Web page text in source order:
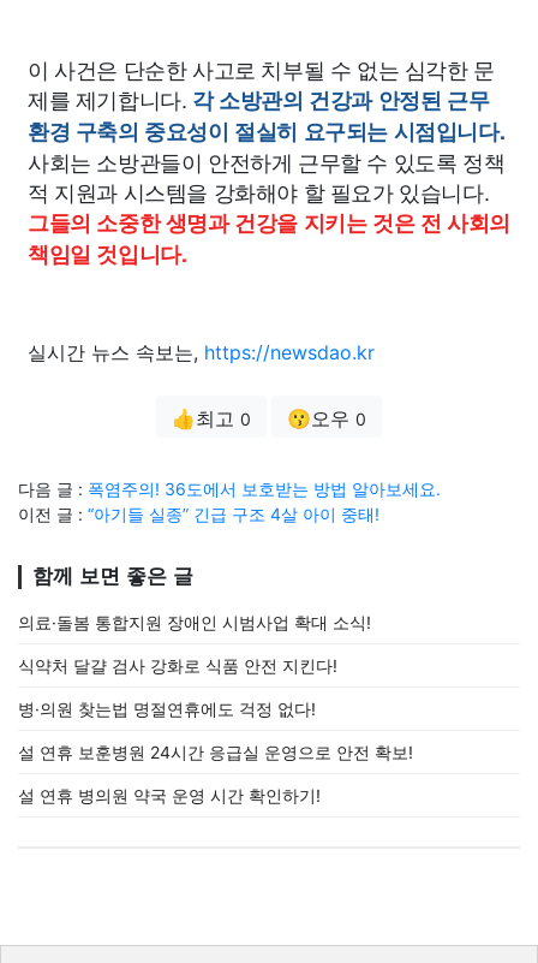
이 사건은 단순한 사고로 치부될 수 없는 심각한 문
제를 제기합니다. 각 소방관의 건강과 안정된 근무
환경 구축의 중요성이 절실히 요구되는 시점입니다.
사회는 소방관들이 안전하게 근무할 수 있도록 정책
적 지원과 시스템을 강화해야 할 필요가 있습니다.
그들의 소중한 생명과 건강을 지키는 것은 전 사회의
책임일 것입니다.
실시간 뉴스 속보는, https://newsdao.kr
👍최고 0 😗오우 0
다음 글 : 폭염주의! 36도에서 보호받는 방법 알아보세요.
이전 글 : “아기들 실종” 긴급 구조 4살 아이 중태!
함께 보면 좋은 글
의료·돌봄 통합지원 장애인 시범사업 확대 소식!
식약처 달걀 검사 강화로 식품 안전 지킨다!
병·의원 찾는법 명절연휴에도 걱정 없다!
설 연휴 보훈병원 24시간 응급실 운영으로 안전 확보!
설 연휴 병의원 약국 운영 시간 확인하기!